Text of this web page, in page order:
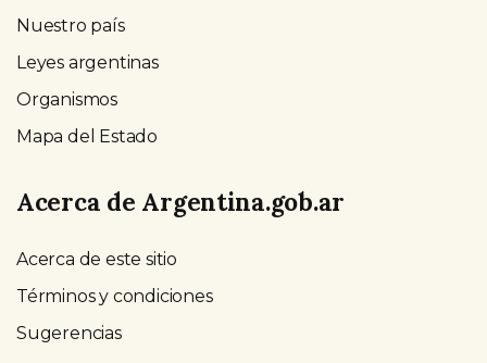
Nuestro país
Leyes argentinas
Organismos
Mapa del Estado
Acerca de Argentina.gob.ar
Acerca de este sitio
Términos y condiciones
Sugerencias